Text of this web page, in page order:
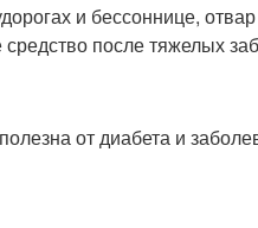
и бессоннице,
после тяжелых
от диабета и